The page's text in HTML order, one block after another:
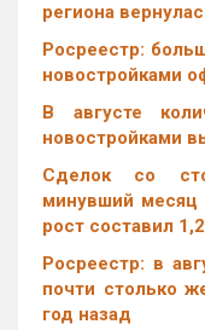
региона
Росреестр:
новостройками
В августе
новостройками
Cделок со
минувший месяц
рост составил
Росреестр: в
почти столько
год назад